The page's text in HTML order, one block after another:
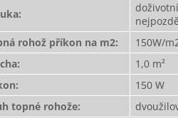
:
rohož příkon na m2:
150W/
:
1,0 m²
:
150 W
topné rohože: